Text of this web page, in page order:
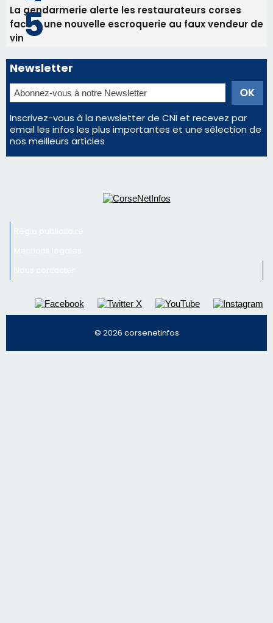
La gendarmerie alerte les restaurateurs corses
face à une nouvelle escroquerie au faux vendeur de
vin
Newsletter
Inscrivez-vous à la newsletter de CNI et recevez par
email les infos les plus importantes et une sélection de
nos meilleurs articles
© 2026 corsenetinfos